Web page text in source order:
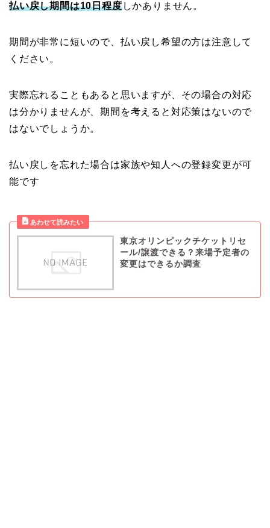
払い戻し期間は10日程度しかありません。
期間が非常に短いので、払い戻し希望の方は注意して
ください。
実際忘れることもあると思いますが、その場合の対応
は分かりませんが、期間を考えると対応策はないので
はないでしょうか。
払い戻しを忘れた場合は家族や知人への登録変更が可
能です
東京オリンピックチケットリセ
ール/譲渡できる？来場予定者の
変更はできるか調査